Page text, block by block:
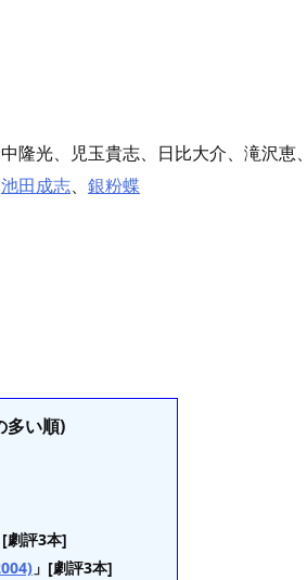
隆光、児玉貴志、日比大介、滝沢恵
池田成志、 銀粉蝶
多い順)
[劇評3本]
」[劇評3本]